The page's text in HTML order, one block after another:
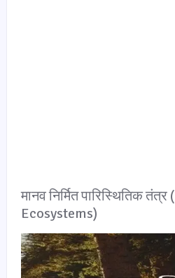
मानव निर्मित पारिस्थितिक
Ecosystems)